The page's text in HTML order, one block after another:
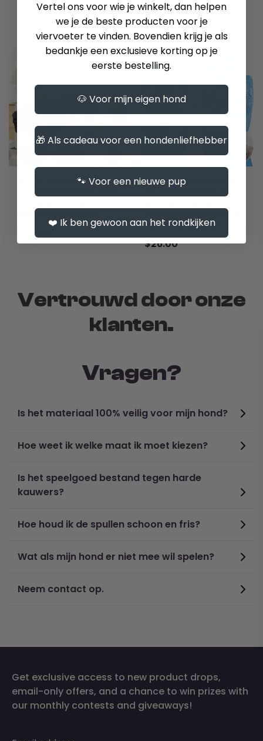
$81.00
2-in-1 Collapsible
Dog Bowl – Portable
Bowl for Travel
$35.00
2-in-1 Silicone Pet
Heat Resistant and
Non-slip Design
$26.00
Vertrouwd door onze
klanten.
Vragen?
Is het materiaal 100% veilig voor mijn hond?
Hoe weet ik welke maat ik moet kiezen?
Is het speelgoed bestand tegen harde
kauwers?
Hoe houd ik de spullen schoon en fris?
Wat als mijn hond er niet mee wil spelen?
Neem contact op.
Get exclusive access to new product drops,
email-only offers, and a chance to win prizes with
our monthly contests and giveaways!
Vertel ons voor wie je winkelt, dan helpen
we je de beste producten voor je
viervoeter te vinden. Bovendien krijg je als
bedankje een exclusieve korting op je
eerste bestelling.
🐶 Voor mijn eigen hond
🎁 Als cadeau voor een hondenliefhebber
🐾 Voor een nieuwe pup
❤️ Ik ben gewoon aan het rondkijken